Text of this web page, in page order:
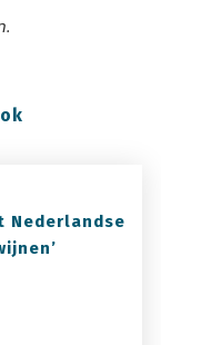
Nederlandse